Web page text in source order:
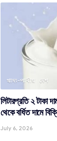
খাদ্য-পানীয় দেশ
লিটারপ্রতি ২ টাকা
থেকে বর্ধিত দামে
July 6, 2026